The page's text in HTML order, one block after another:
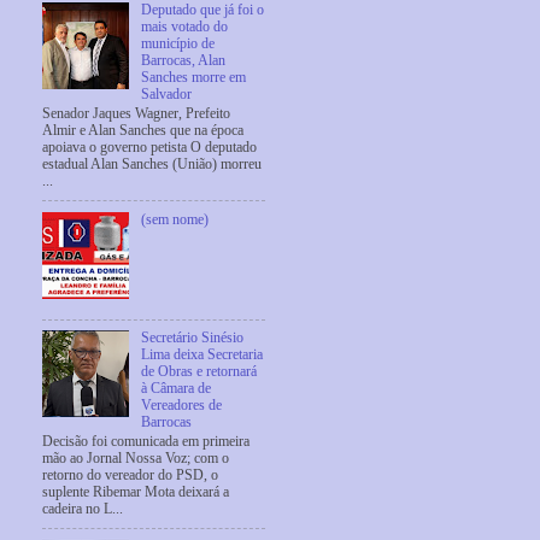
Deputado que já foi o
mais votado do
município de
Barrocas, Alan
Sanches morre em
Salvador
Senador Jaques Wagner, Prefeito
Almir e Alan Sanches que na época
apoiava o governo petista O deputado
estadual Alan Sanches (União) morreu
...
(sem nome)
Secretário Sinésio
Lima deixa Secretaria
de Obras e retornará
à Câmara de
Vereadores de
Barrocas
Decisão foi comunicada em primeira
mão ao Jornal Nossa Voz; com o
retorno do vereador do PSD, o
suplente Ribemar Mota deixará a
cadeira no L...